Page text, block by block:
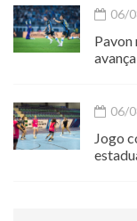
06/
06/
Jogo